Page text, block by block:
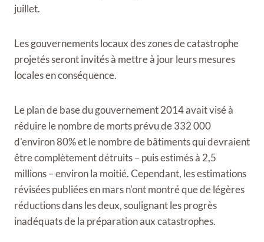
juillet.
Les gouvernements locaux des zones de catastrophe
projetés seront invités à mettre à jour leurs mesures
locales en conséquence.
Le plan de base du gouvernement 2014 avait visé à
réduire le nombre de morts prévu de 332 000
d'environ 80% et le nombre de bâtiments qui devraient
être complètement détruits – puis estimés à 2,5
millions – environ la moitié. Cependant, les estimations
révisées publiées en mars n'ont montré que de légères
réductions dans les deux, soulignant les progrès
inadéquats de la préparation aux catastrophes.